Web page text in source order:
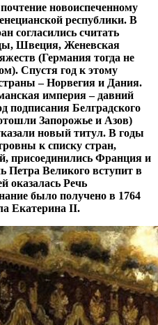
новоиспеченному
республики. В
согласились считать
Швеция, Женевская
(Германия тогда не
Спустя год к этому
– Норвегия и Дания.
империя – давний
подписания Белградского
Запорожье и Азов)
новый титул. В годы
к списку стран,
присоединились Франция и
Петра Великого вступит в
оказалась Речь
было получено в 1764
Екатерина II.